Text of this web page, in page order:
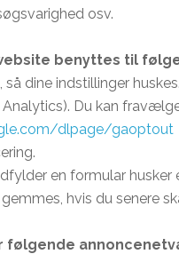
osv.
benyttes til
dine indstillinger huskes.
Du kan
dlpage/gaoptout
en formular
hvis du senere
følgende